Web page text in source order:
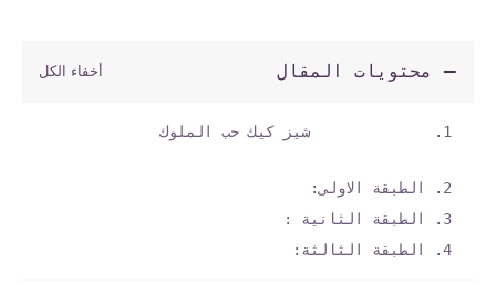
محتويات المقال
شيز كيك حب الملوك
الطبقة الاولى:
الطبقة الثانية :
الطبقة الثالثة: